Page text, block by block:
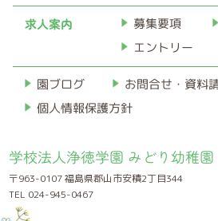
求人案内 募集要項
エントリー
園ブログ お問合せ・資料
個人情報保護方針
学校法人浄徳学園 みどり幼稚園
〒963-0107 福島県郡山市安積2丁目344
TEL 024-945-0467